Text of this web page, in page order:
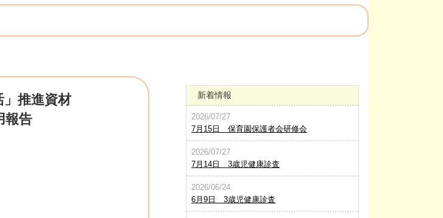
」推進資材
報告
新着情報
2026/07/27
7月15日 保育園保護者会研修会
2026/07/27
7月14日 3歳児健康診査
2026/06/24
6月9日 3歳児健康診査